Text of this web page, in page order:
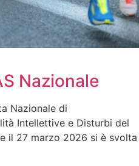
Nazionale
Nazionale di
Intellettive e Disturbi del
il 27 marzo 2026 si è svolta